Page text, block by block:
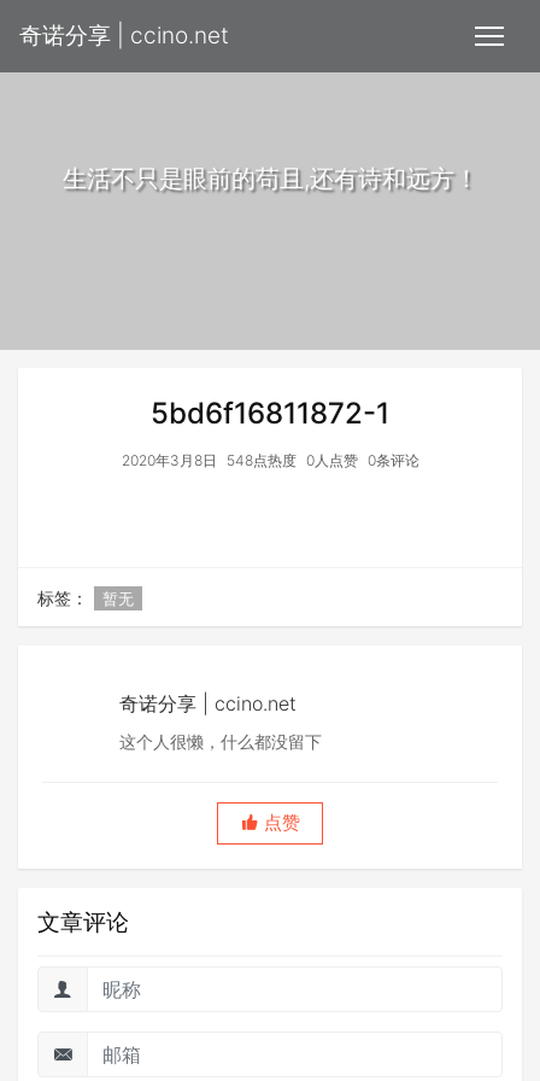
奇诺分享 | ccino.net
生活不只是眼前的苟且,还有诗和远方！
5bd6f16811872-1
2020年3月8日 548点热度 0人点赞 0条评论
标签： 暂无
奇诺分享 | ccino.net
这个人很懒，什么都没留下
点赞
文章评论